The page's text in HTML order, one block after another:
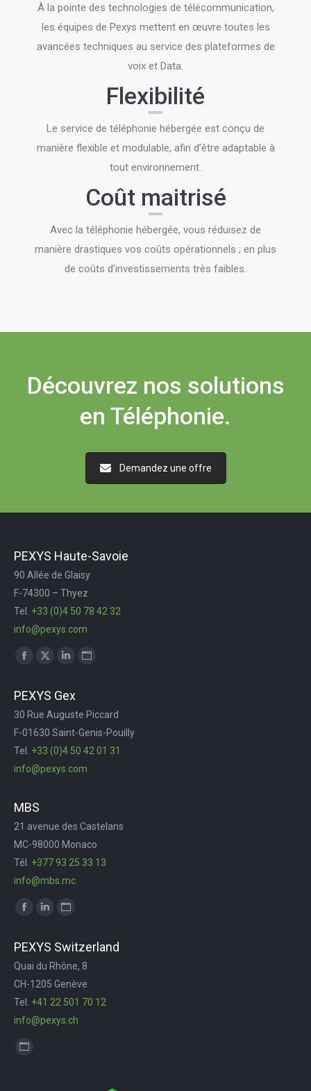
À la pointe des technologies de télécommunication,
les équipes de Pexys mettent en œuvre toutes les
avancées techniques au service des plateformes de
voix et Data.
Flexibilité
Le service de téléphonie hébergée est conçu de
manière flexible et modulable, afin d’être adaptable à
tout environnement.
Coût maitrisé
Avec la téléphonie hébergée, vous réduisez de
manière drastiques vos coûts opérationnels ; en plus
de coûts d’investissements très faibles.
Découvrez nos solutions
en Téléphonie.
Demandez une offre
PEXYS Haute-Savoie
90 Allée de Glaisy
F-74300 – Thyez
Tel. +33 (0)4 50 78 42 32
info@pexys.com
Trouvez nous sur :
opens
in
new
window
opens
in
new
window
opens
in
new
window
opens
in
new
window
PEXYS Gex
30 Rue Auguste Piccard
F-01630 Saint-Genis-Pouilly
Tel. +33 (0)4 50 42 01 31
info@pexys.com
MBS
21 avenue des Castelans
MC-98000 Monaco
Tél. +377 93 25 33 13
info@mbs.mc
Trouvez nous sur :
opens
in
new
window
opens
in
new
window
page
opens
in
new
window
PEXYS Switzerland
Quai du Rhône, 8
CH-1205 Genève
Tel. +41 22 501 70 12
info@pexys.ch
Trouvez nous sur :